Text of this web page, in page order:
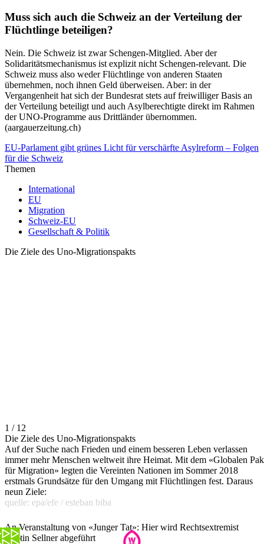
Muss sich auch die Schweiz an der Verteilung der
Flüchtlinge beteiligen?
Nein. Die Schweiz ist zwar Schengen-Mitglied. Aber der
Solidaritätsmechanismus ist explizit nicht Schengen-relevant. Die
Schweiz muss also weder Flüchtlinge von anderen Staaten
übernehmen, noch ihnen Geld überweisen. Aber: in der
Vergangenheit hat sich der Bundesrat stets auf freiwilliger Basis an
der Verteilung beteiligt und auch Asylberechtigte direkt im Rahmen
der UNO-Programme aus Drittländer übernommen.
(aargauerzeitung.ch)
EU-Parlament gibt grünes Licht für verschärfte Asylreform – Folgen
für die Schweiz
Themen
International
EU
Migration
Schweiz-EU
Gesellschaft & Politik
Die Ziele des Uno-Migrationspakts
1 / 12
Die Ziele des Uno-Migrationspakts
Auf der Suche nach Frieden und einem besseren Leben verlassen
immer mehr Menschen weltweit ihre Heimat. Mit dem «Globalen
für Migration» legten die Vereinten Nationen im Sommer 2018
erstmals Grundsätze für den Umgang mit Flüchtlingen fest. Daraus
neun Ziele:
quelle: epa/efe / esteban biba
An Veranstaltung von «Junger Tat»: Hier wird Rechtsextremist
Martin Sellner abgeführt